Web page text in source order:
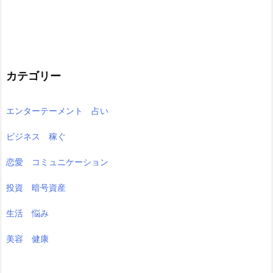
カテゴリー
エンターテーメント 占い
ビジネス 稼ぐ
恋愛 コミュニケーション
投資 暗号資産
生活 悩み
美容 健康